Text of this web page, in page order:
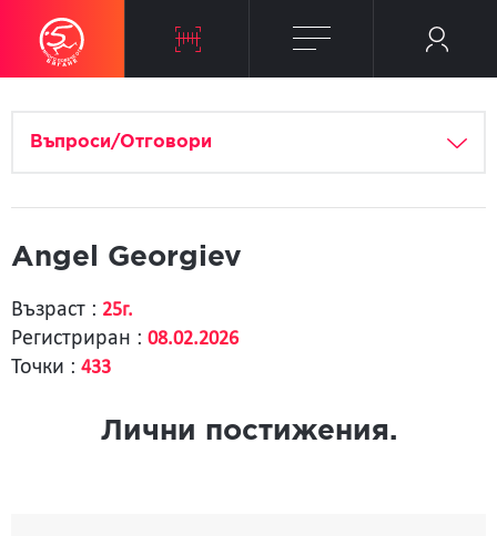
Въпроси/Отговори
Angel Georgiev
Възраст : 25г.
Регистриран : 08.02.2026
Точки : 433
Лични постижения.